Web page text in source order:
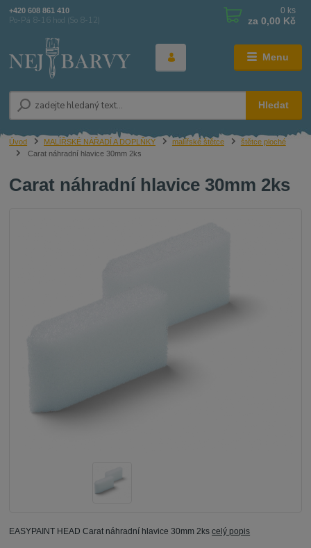
Menu
Hledat
+420 608 861 410
Po-Pá 8-16 hod (So 8-12)
0 ks
za 0,00 Kč
Úvod MALÍŘSKÉ NÁŘADÍ A DOPLŇKY malířské štětce
štětce ploché
Carat náhradní hlavice 30mm 2ks
Carat náhradní hlavice 30mm 2ks
EASYPAINT HEAD Carat náhradní hlavice 30mm 2kscelý popis